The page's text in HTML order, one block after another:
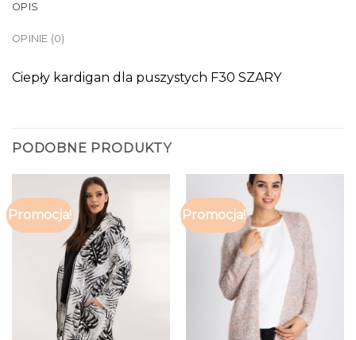
OPIS
OPINIE (0)
Ciepły kardigan dla puszystych F30 SZARY
PODOBNE PRODUKTY
Promocja! Promocja!